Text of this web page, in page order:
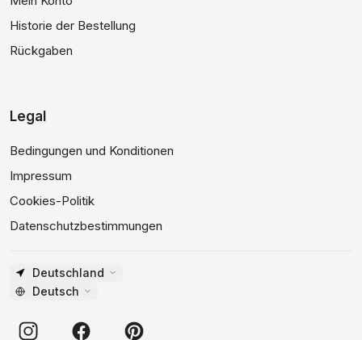
Historie der Bestellung
Rückgaben
Legal
Bedingungen und Konditionen
Impressum
Cookies-Politik
Datenschutzbestimmungen
Deutschland
Deutsch